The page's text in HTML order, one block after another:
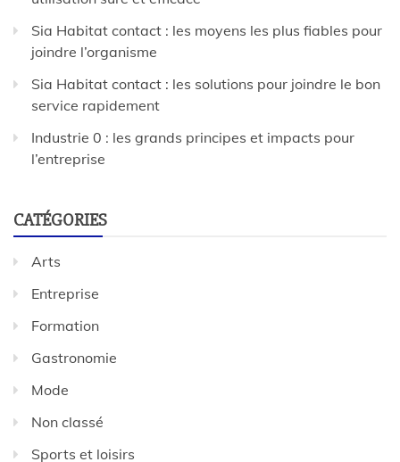
Sia Habitat contact : les moyens les plus fiables pour
joindre l’organisme
Sia Habitat contact : les solutions pour joindre le bon
service rapidement
Industrie 0 : les grands principes et impacts pour
l’entreprise
CATÉGORIES
Arts
Entreprise
Formation
Gastronomie
Mode
Non classé
Sports et loisirs